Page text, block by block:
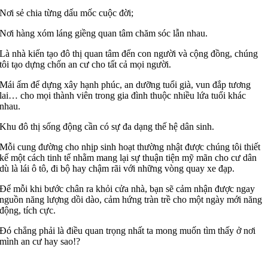
Nơi sẻ chia từng dấu mốc cuộc đời;
Nơi hàng xóm láng giềng quan tâm chăm sóc lẫn nhau.
Là nhà kiến tạo đô thị quan tâm đến con người và cộng đồng, chúng
tôi tạo dựng chốn an cư cho tất cả mọi người.
Mái ấm để dựng xây hạnh phúc, an dưỡng tuổi già, vun đắp tương
lai… cho mọi thành viên trong gia đình thuộc nhiều lứa tuổi khác
nhau.
Khu đô thị sống động cần có sự đa dạng thế hệ dân sinh.
Mỗi cung đường cho nhịp sinh hoạt thường nhật được chúng tôi thiết
kế một cách tinh tế nhằm mang lại sự thuận tiện mỹ mãn cho cư dân
dù là lái ô tô, đi bộ hay chậm rãi với những vòng quay xe đạp.
Để mỗi khi bước chân ra khỏi cửa nhà, bạn sẽ cảm nhận được ngay
nguồn năng lượng dồi dào, cảm hứng tràn trề cho một ngày mới năng
động, tích cực.
Đó chẳng phải là điều quan trọng nhất ta mong muốn tìm thấy ở nơi
mình an cư hay sao!?